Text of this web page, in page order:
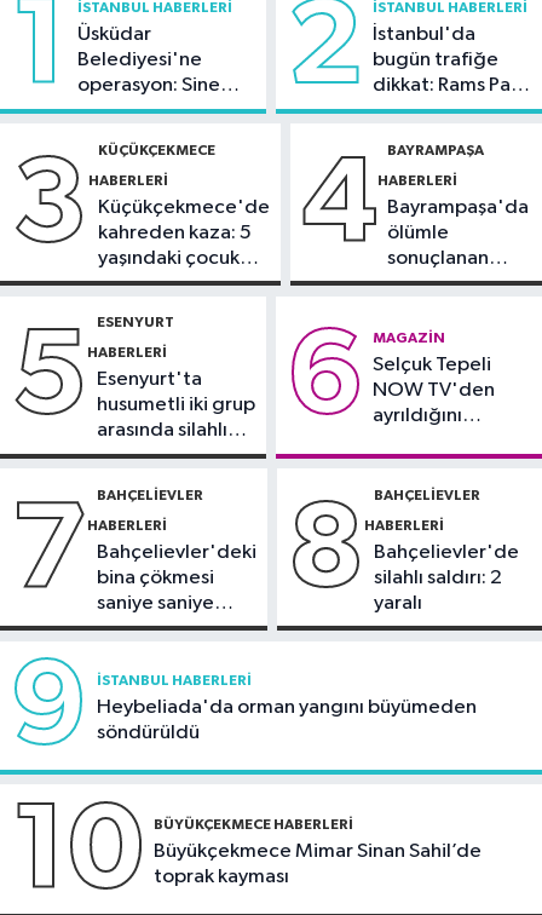
milyona ulaştı
Kültür Sanat
21:17
demeyin, önlemini alın
yaklaşık 30 bin taraftar önünde imza
attı
1 İSTANBUL HABERLERI
Üsküdar
Belediyesi'ne
operasyon: Sinem
Dedetaş'a
2 İSTANBUL HABERLERI
İstanbul'da
bugün trafiğe
dikkat: Rams Park
çevresinde bazı
3 KÜÇÜKÇEKMECE
HABERLERI
Küçükçekmece'de
kahreden kaza: 5
yaşındaki çocuk
yoğun bakımda
4 BAYRAMPAŞA
HABERLERI
Bayrampaşa'da
ölümle
sonuçlanan
kaza: Sürücü
5 ESENYURT
HABERLERI
Esenyurt'ta
husumetli iki grup
arasında silahlı
kavga
6 MAGAZIN
Selçuk Tepeli
NOW TV'den
ayrıldığını
7 BAHÇELIEVLER
HABERLERI
Bahçelievler'deki
bina çökmesi
saniye saniye
görüntülendi
8 BAHÇELIEVLER
HABERLERI
Bahçelievler'de
silahlı saldırı: 2
yaralı
9 İSTANBUL HABERLERI
Heybeliada'da orman yangını büyümeden
söndürüldü
10 BÜYÜKÇEKMECE HABERLERI
Büyükçekmece Mimar Sinan Sahil’de
toprak kayması